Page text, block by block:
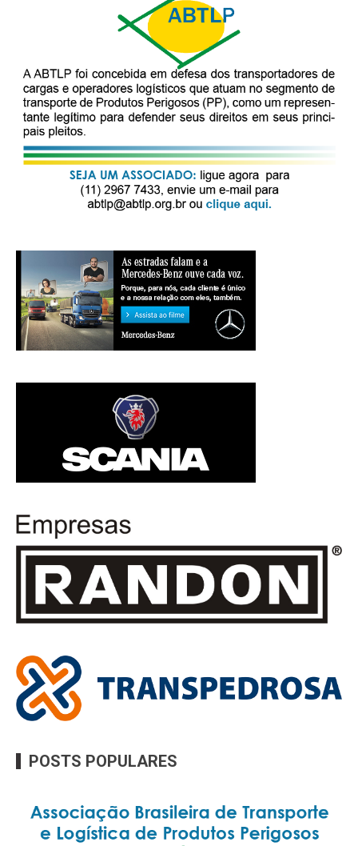
POSTS POPULARES